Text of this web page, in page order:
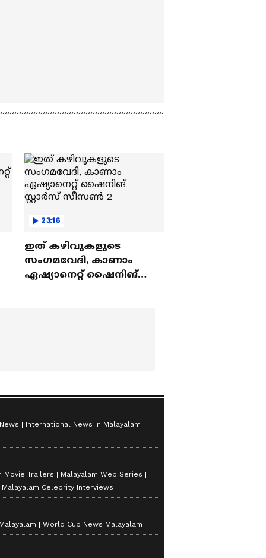
23:16
ഇത് കഴിവുകളുടെ
സംഗമവേദി, കാണാം
ഏഷ്യാനെറ്റ് ഷൈനിങ്
International News in Malayalam
Movie Trailers
Malayalam Web Series
Malayalam Celebrity Interviews
World Cup News Malayalam